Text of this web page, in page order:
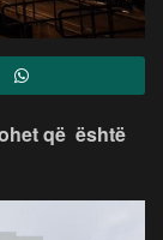
që është